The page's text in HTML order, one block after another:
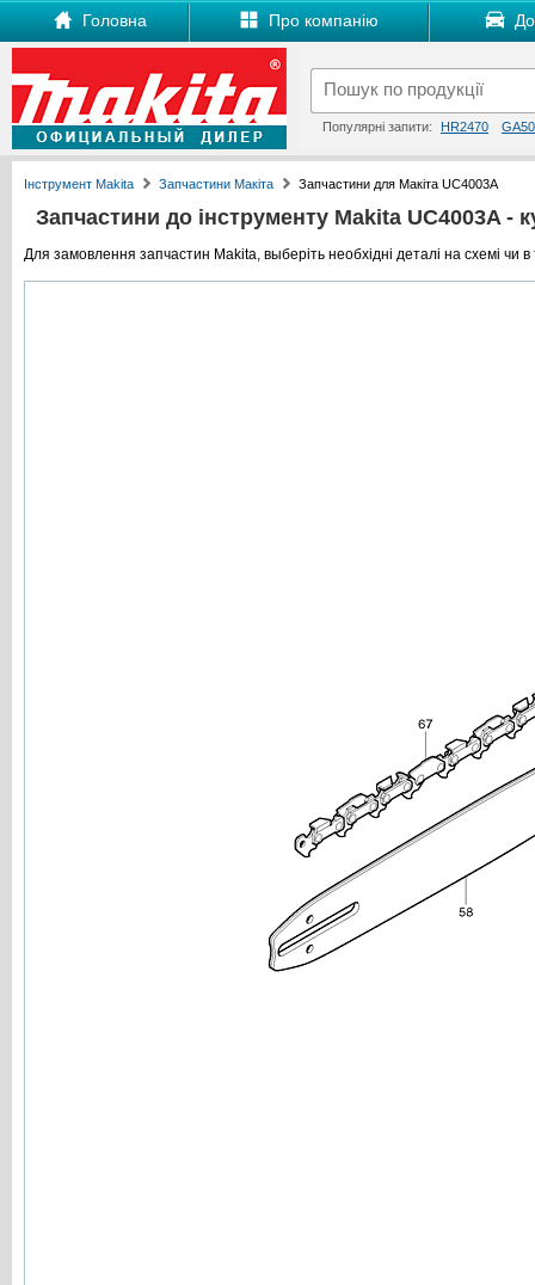
Головна Про компанію
Популярні запити: HR2470
Інструмент Makita Запчастини Макіта Запчастини для Макіта UC4003A
Запчастини до інструменту Makita UC4003A -
Для замовлення запчастин Makita, выберіть необхідні деталі на схемі чи в